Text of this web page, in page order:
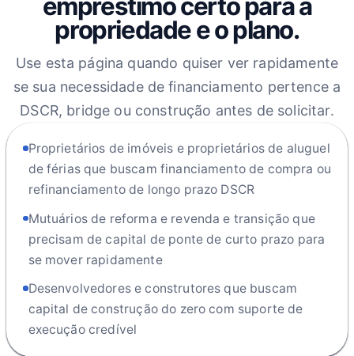
propriedade e o plano.
Use esta página quando quiser ver rapidamente
se sua necessidade de financiamento pertence a
DSCR, bridge ou construção antes de solicitar.
Proprietários de imóveis e proprietários de aluguel
de férias que buscam financiamento de compra ou
refinanciamento de longo prazo DSCR
Mutuários de reforma e revenda e transição que
precisam de capital de ponte de curto prazo para
se mover rapidamente
Desenvolvedores e construtores que buscam
capital de construção do zero com suporte de
execução credível